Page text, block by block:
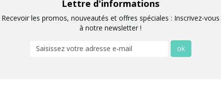
Lettre d'informations
Recevoir les promos, nouveautés et offres spéciales : Inscrivez-vous
à notre newsletter !
ok